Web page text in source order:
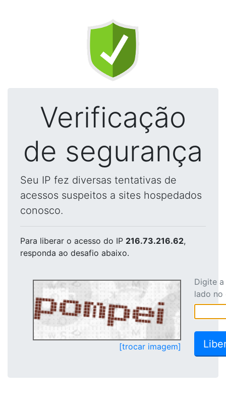
Verificação
de segurança
Seu IP fez diversas tentativas de
acessos suspeitos a sites hospedados
conosco.
Para liberar o acesso do IP 216.73.216.62,
responda ao desafio abaixo.
[trocar imagem]
Digite
lado no